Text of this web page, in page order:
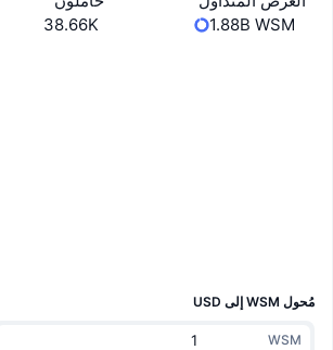
1.88B WSM
38.66K
مُحول WSM إلى USD
WSM